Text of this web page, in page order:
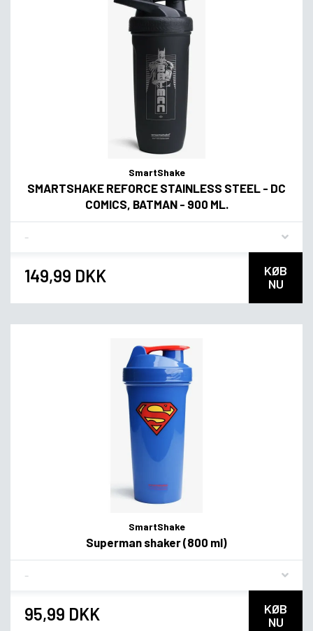
SmartShake
SMARTSHAKE REFORCE STAINLESS STEEL - DC
COMICS, BATMAN - 900 ML.
149,99 DKK
KØB
NU
SmartShake
Superman shaker (800 ml)
95,99 DKK
KØB
NU